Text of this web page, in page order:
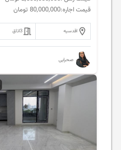
قیمت اجاره:80,000,000 تومان
اقدسیه 3اتاق
صحرایی